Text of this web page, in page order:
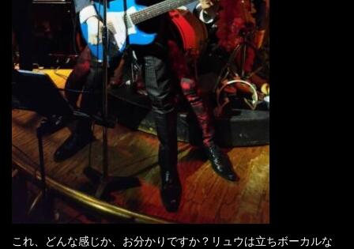
これ、どんな感じか、お分かりですか？リュウは立ちボーカルな